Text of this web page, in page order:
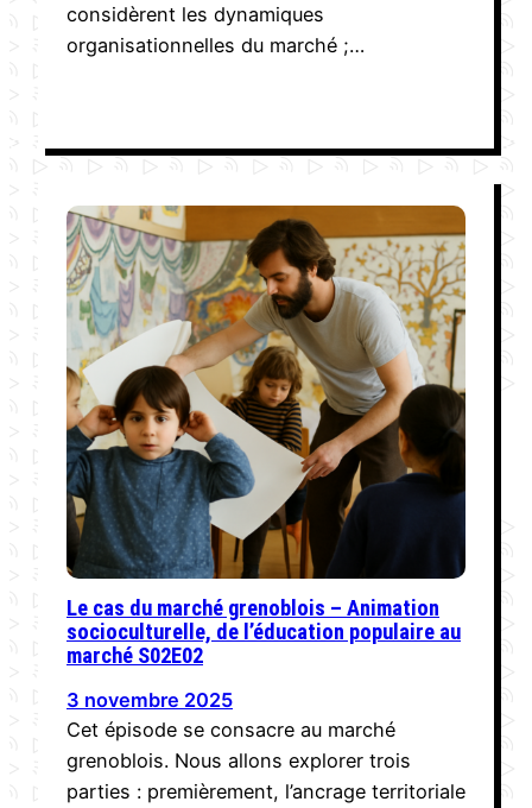
considèrent les dynamiques
organisationnelles du marché ;…
Le cas du marché grenoblois – Animation
socioculturelle, de l’éducation populaire au
marché S02E02
3 novembre 2025
Cet épisode se consacre au marché
grenoblois. Nous allons explorer trois
parties : premièrement, l’ancrage territoriale